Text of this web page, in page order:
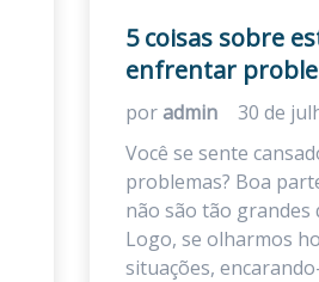
5 coisas sobre
enfrentar
poradmin
30 de
Você se sente
problemas? Boa
não são tão grandes
Logo, se olharmos
situações,